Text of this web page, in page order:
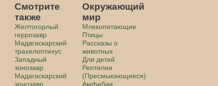
Смотрите
также
Желтогорлый
геррозавр
Мадагаскарский
трахелоптихус
Западный
зонозавр
Мадагаскарский
зонозавр
Окружающий
мир
Млекопитающие
Птицы
Рассказы о
животных
Для детей
Рептилии
(Пресмыкающиеся)
Амфибии